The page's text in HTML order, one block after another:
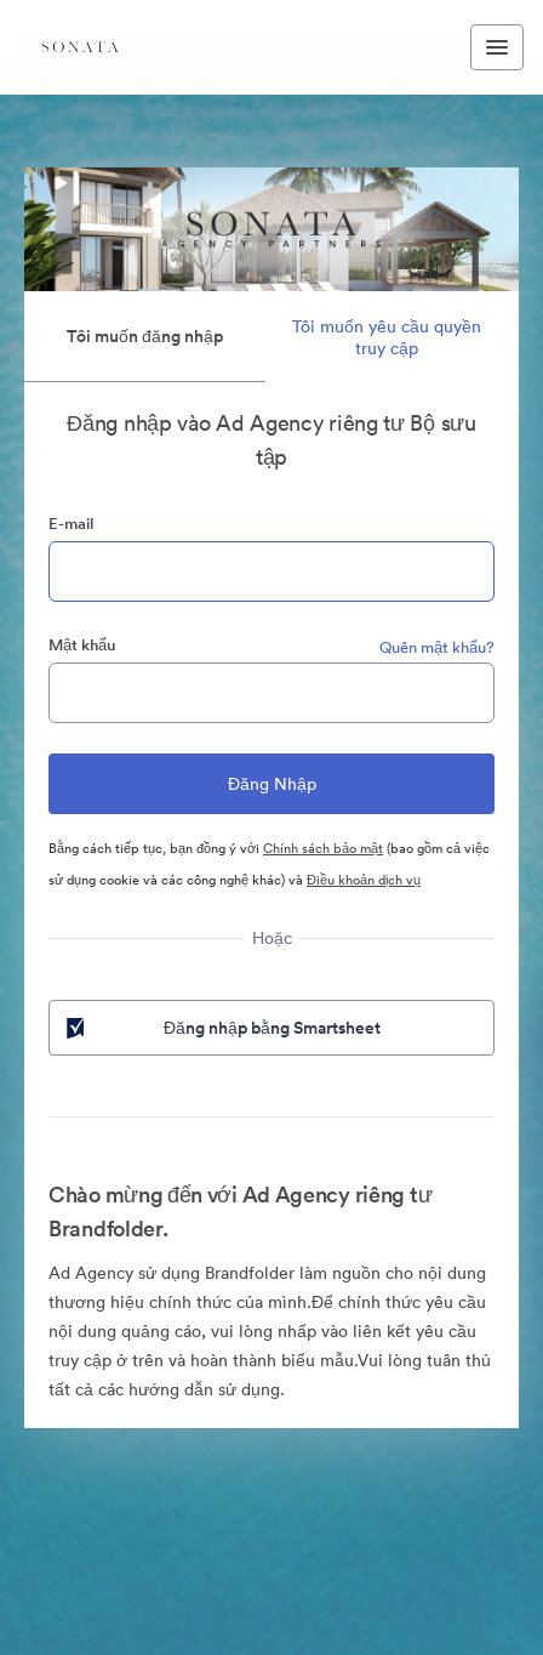
Tôi muốn đăng nhập
Tôi muốn yêu cầu quyền
truy cập
Đăng nhập vào Ad Agency riêng tư Bộ sưu
tập
E-mail
Mật khẩu Quên mật khẩu?
Bằng cách tiếp tục, bạn đồng ý với Chính sách bảo mật(bao gồm cả việc
sử dụng cookie và các công nghệ khác) và Điều khoản dịch vụ
Hoặc
Đăng nhập bằng Smartsheet
Chào mừng đến với Ad Agency riêng tư
Brandfolder.
Ad Agency sử dụng Brandfolder làm nguồn cho nội dung
thương hiệu chính thức của mình.Để chính thức yêu cầu
nội dung quảng cáo, vui lòng nhấp vào liên kết yêu cầu
truy cập ở trên và hoàn thành biểu mẫu.Vui lòng tuân thủ
tất cả các hướng dẫn sử dụng.